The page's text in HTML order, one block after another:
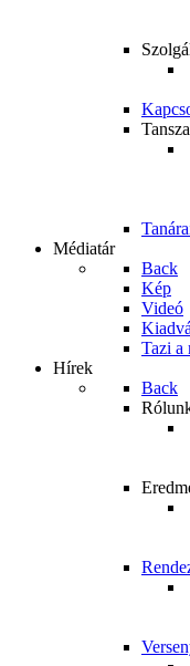
Médiatár
Back
Kép
Videó
Tazi a
Hírek
Back